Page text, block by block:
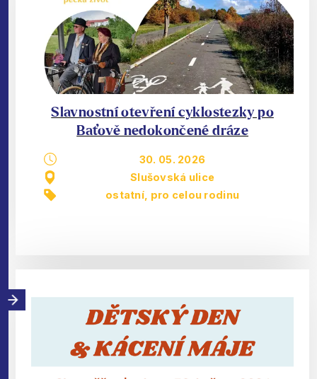
Slavnostní otevření cyklostezky po
Baťově nedokončené dráze
30. 05. 2026
Slušovská ulice
ostatní pro celou rodinu